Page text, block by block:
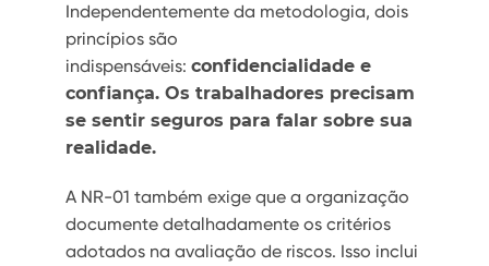
Independentemente da metodologia, dois
princípios são
indispensáveis: confidencialidade e
confiança. Os trabalhadores precisam
se sentir seguros para falar sobre sua
realidade.
A NR-01 também exige que a organização
documente detalhadamente os critérios
adotados na avaliação de riscos. Isso inclui